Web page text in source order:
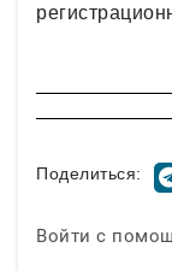
Поделиться:
Войти с